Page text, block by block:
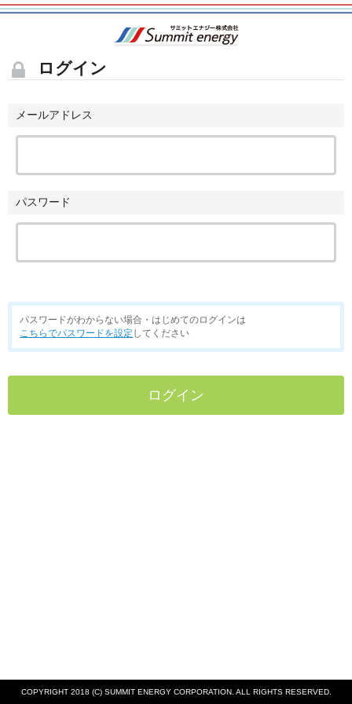
ログイン
メールアドレス
パスワード
パスワードがわからない場合・はじめてのログインは
こちらでパスワードを設定 してください
COPYRIGHT 2018 (C) SUMMIT ENERGY CORPORATION. ALL RIGHTS RESERVED.